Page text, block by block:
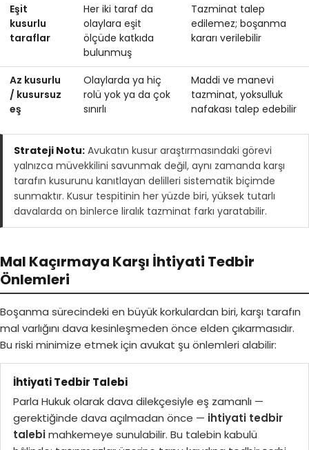
Eşit
kusurlu
taraflar
Her iki taraf da
olaylara eşit
ölçüde katkıda
bulunmuş
Tazminat talep
edilemez; boşanma
kararı verilebilir
Az kusurlu
/ kusursuz
eş
Olaylarda ya hiç
rolü yok ya da çok
sınırlı
Maddi ve manevi
tazminat, yoksulluk
nafakası talep edebilir
Strateji Notu: Avukatın kusur araştırmasındaki görevi
yalnızca müvekkilini savunmak değil, aynı zamanda karşı
tarafın kusurunu kanıtlayan delilleri sistematik biçimde
sunmaktır. Kusur tespitinin her yüzde biri, yüksek tutarlı
davalarda on binlerce liralık tazminat farkı yaratabilir.
Mal Kaçırmaya Karşı İhtiyati Tedbir
Önlemleri
Boşanma sürecindeki en büyük korkulardan biri, karşı tarafın
mal varlığını dava kesinleşmeden önce elden çıkarmasıdır.
Bu riski minimize etmek için avukat şu önlemleri alabilir:
İhtiyati Tedbir Talebi
Parla Hukuk olarak dava dilekçesiyle eş zamanlı —
gerektiğinde dava açılmadan önce — ihtiyati tedbir
talebimahkemeye sunulabilir. Bu talebin kabulü